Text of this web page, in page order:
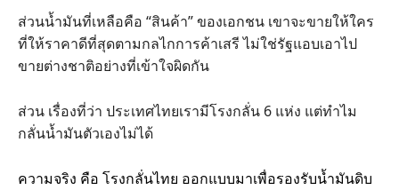
ส่วนน้ำมันที่เหลือคือ “สินค้า” ของเอกชน เขาจะขายให้ใคร
ที่ให้ราคาดีที่สุดตามกลไกการค้าเสรี ไม่ใช่รัฐแอบเอาไป
ขายต่างชาติอย่างที่เข้าใจผิดกัน
ส่วน เรื่องที่ว่า ประเทศไทยเรามีโรงกลั่น 6 แห่ง แต่ทำไม
กลั่นน้ำมันตัวเองไม่ได้
ความจริง คือ โรงกลั่นไทย ออกแบบมาเพื่อรองรับน้ำมันดิบ